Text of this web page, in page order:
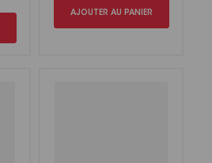
AJOUTER AU PANIER